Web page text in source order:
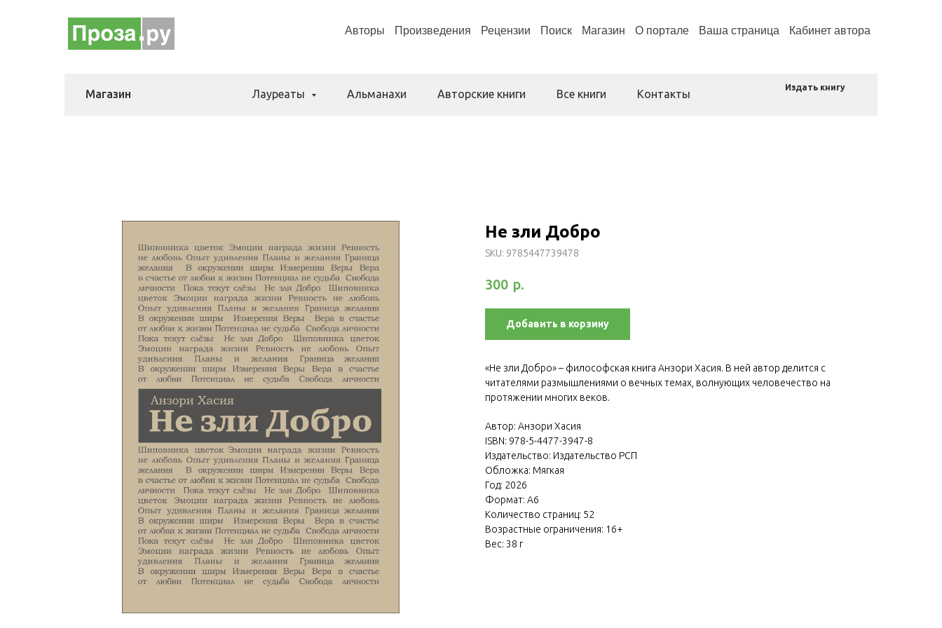
Авторы Произведения Рецензии Поиск Магазин О портале Ваша страница Кабинет автора
Магазин Лауреаты Альманахи Авторские книги Все книги Контакты
Издать книгу
Не зли Добро
SKU: 9785447739478
300 р.
Добавить в корзину
«Не зли Добро» – философская книга Анзори Хасия. В ней автор делится с
читателями размышлениями о вечных темах, волнующих человечество на
протяжении многих веков.
Автор: Анзори Хасия
ISBN: 978-5-4477-3947-8
Издательство: Издательство РСП
Обложка: Мягкая
Год: 2026
Формат: А6
Количество страниц: 52
Возрастные ограничения: 16+
Вес: 38 г